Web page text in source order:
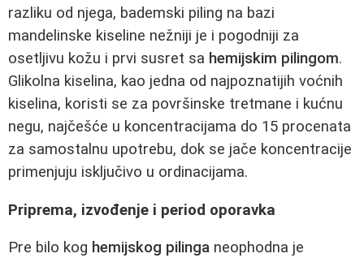
razliku od njega, bademski piling na bazi
mandelinske kiseline nežniji je i pogodniji za
osetljivu kožu i prvi susret sa hemijskim pilingom.
Glikolna kiselina, kao jedna od najpoznatijih voćnih
kiselina, koristi se za površinske tretmane i kućnu
negu, najčešće u koncentracijama do 15 procenata
za samostalnu upotrebu, dok se jače koncentracije
primenjuju isključivo u ordinacijama.
Priprema, izvođenje i period oporavka
Pre bilo kog hemijskog pilinga neophodna je